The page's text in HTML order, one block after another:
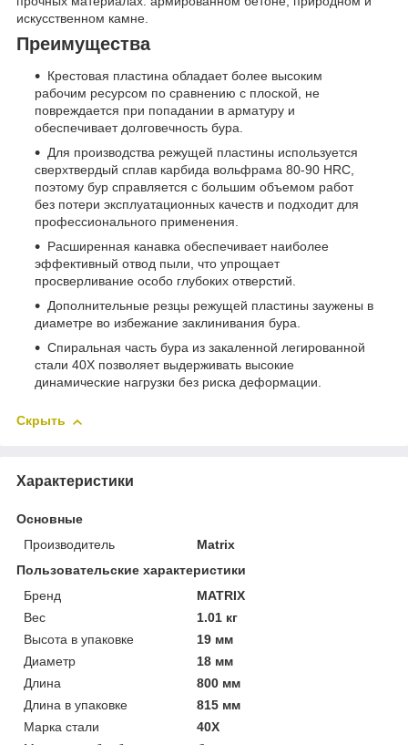
искусственном камне.
Преимущества
Крестовая пластина обладает более высоким
рабочим ресурсом по сравнению с плоской, не
повреждается при попадании в арматуру и
обеспечивает долговечность бура.
Для производства режущей пластины используется
сверхтвердый сплав карбида вольфрама 80-90 HRC,
поэтому бур справляется с большим объемом работ
без потери эксплуатационных качеств и подходит для
профессионального применения.
Расширенная канавка обеспечивает наиболее
эффективный отвод пыли, что упрощает
просверливание особо глубоких отверстий.
Дополнительные резцы режущей пластины заужены в
диаметре во избежание заклинивания бура.
Спиральная часть бура из закаленной легированной
стали 40Х позволяет выдерживать высокие
динамические нагрузки без риска деформации.
Скрыть
Характеристики
Основные
Производитель
Matrix
Пользовательские характеристики
Бренд
MATRIX
Вес
1.01 кг
Высота в упаковке
19 мм
Диаметр
18 мм
Длина
800 мм
Длина в упаковке
815 мм
Марка стали
40Х